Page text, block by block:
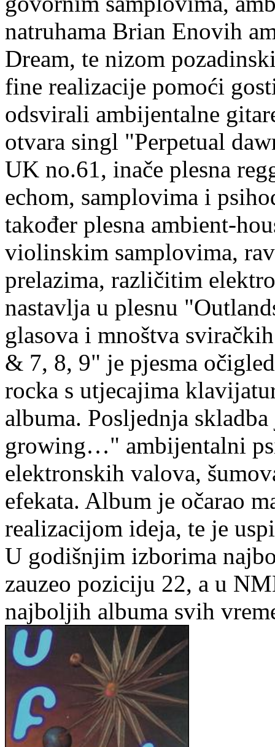
natruhama Brian Enovih
Dream, te nizom
fine realizacije pomoći
odsvirali ambijentalne
otvara singl "Perpetual
UK no.61, inače plesna
echom, samplovima i
također plesna ambient-
violinskim samplovima,
prelazima, različitim
nastavlja u plesnu
glasova i mnoštva
& 7, 8, 9" je pjesma
rocka s utjecajima
albuma. Posljednja
growing…" ambijentalni
elektronskih valova,
efekata. Album je očarao
realizacijom ideja, te je
U godišnjim izborima
zauzeo poziciju 22, a u
najboljih albuma svih